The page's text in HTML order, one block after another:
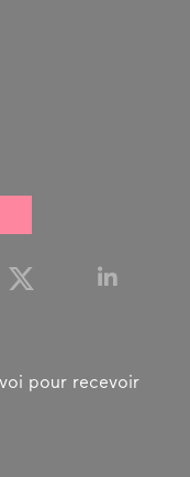
pour recevoir